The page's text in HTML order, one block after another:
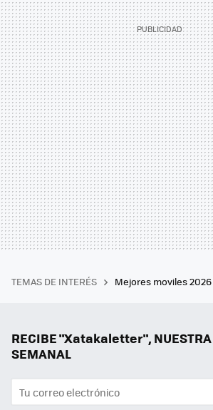
TEMAS DE INTERÉS Mejores moviles 2026
RECIBE "Xatakaletter", NUESTRA
SEMANAL